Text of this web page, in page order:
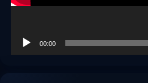
00:00